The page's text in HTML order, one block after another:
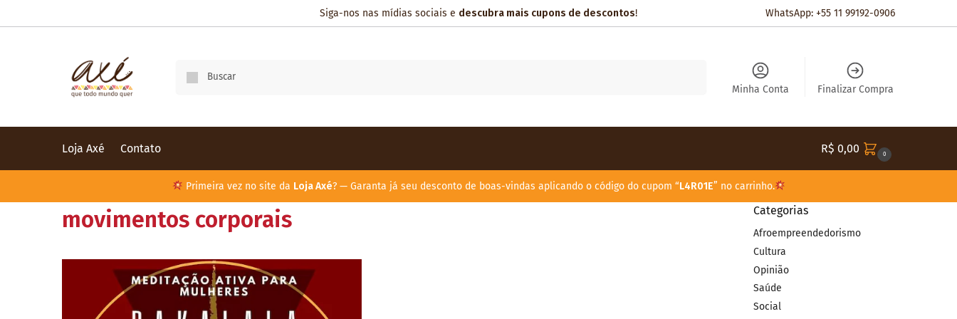
Siga-nos nas mídias sociais e descubra mais cupons de descontos! WhatsApp: +55 11 99192-0906
Minha Conta Finalizar Compra
Loja Axé Contato R$ 0,00 0
Primeira vez no site da Loja Axé? — Garanta já seu desconto de boas-vindas aplicando o código do cupom “L4R01E” no carrinho.
movimentos corporais Categorias
Afroempreendedorismo
Cultura
Opinião
Saúde
Social